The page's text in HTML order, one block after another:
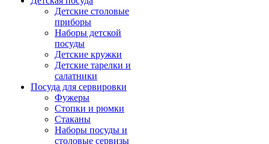
Детские столовые
приборы
Наборы детской
посуды
Детские кружки
Детские тарелки и
салатники
Посуда для сервировки
Фужеры
Стопки и рюмки
Стаканы
Наборы посуды и
столовые сервизы